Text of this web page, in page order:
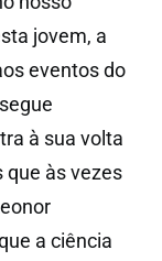
jovem, a
eventos do
à sua volta
que às vezes
a ciência